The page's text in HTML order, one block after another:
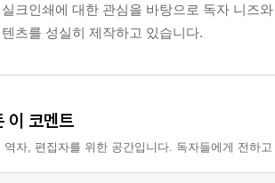
지의 구조
장비의 종류
크린 제작 과정
준비 과정
부착 방법
실크인쇄에 대한 관심을 바탕으로 독자 니즈
텐츠를 성실히 제작하고 있습니다.
이 코멘트
역자, 편집자를 위한 공간입니다. 독자들에게 전하